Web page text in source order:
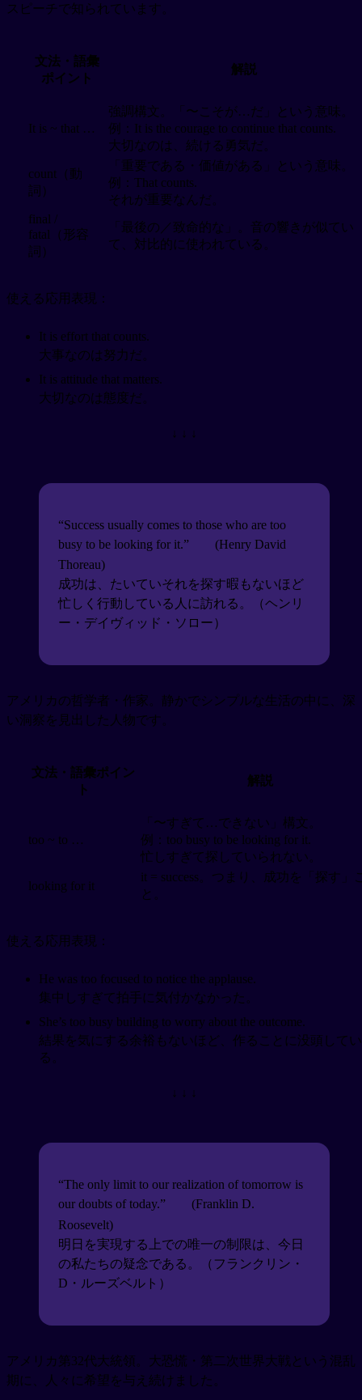
スピーチで知られています。
文法・語彙
ポイント
解説
It is ~ that …
強調構文。「〜こそが…だ」という意味。
例：It is the courage to continue that counts.
大切なのは、続ける勇気だ。
count（動
詞）
「重要である・価値がある」という意味。
例：That counts.
それが重要なんだ。
final /
fatal（形容
詞）
「最後の／致命的な」。音の響きが似てい
て、対比的に使われている。
使える応用表現：
It is effort that counts.
大事なのは努力だ。
It is attitude that matters.
大切なのは態度だ。
↓ ↓ ↓
“Success usually comes to those who are too
busy to be looking for it.”
(Henry David
Thoreau)
成功は、たいていそれを探す暇もないほど
忙しく行動している人に訪れる。（ヘンリ
ー・デイヴィッド・ソロー）
アメリカの哲学者・作家。静かでシンプルな生活の中に、深
い洞察を見出した人物です。
文法・語彙ポイン
ト
解説
too ~ to …
「〜すぎて…できない」構文。
例：too busy to be looking for it.
忙しすぎて探していられない。
looking for it
it = success。つまり、成功を「探す」
と。
使える応用表現：
He was too focused to notice the applause.
集中しすぎて拍手に気付かなかった。
She’s too busy building to worry about the outcome.
結果を気にする余裕もないほど、作ることに没頭してい
る。
↓ ↓ ↓
“The only limit to our realization of tomorrow is
our doubts of today.”
(Franklin D.
Roosevelt)
明日を実現する上での唯一の制限は、今日
の私たちの疑念である。（フランクリン・
D・ルーズベルト）
アメリカ第32代大統領。大恐慌・第二次世界大戦という混乱
期に、人々に希望を与え続けました。